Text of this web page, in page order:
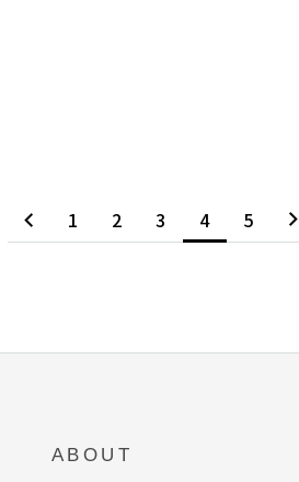
1 2 3 4 5
ABOUT